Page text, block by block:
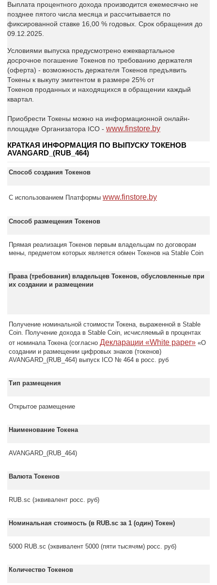
Выплата процентного дохода производится ежемесячно не
позднее пятого числа месяца и рассчитывается по
фиксированной ставке 16,00 % годовых. Срок обращения до
09.12.2025.
Условиями выпуска предусмотрено ежеквартальное
досрочное погашение Токенов по требованию держателя
(оферта) - возможность держателя Токенов предъявить
Токены к выкупу эмитентом в размере 25% от
Токенов проданных и находящихся в обращении каждый
квартал
Приобрести Токены можно на информационной онлайн-
площадке Организатора ICO - www.finstore.by
КРАТКАЯ ИНФОРМАЦИЯ ПО ВЫПУСКУ ТОКЕНОВ
AVANGARD_(RUB_464)
Способ создания Токенов
С использованием Платформы www.finstore.by
Способ размещения Токенов
Прямая реализация Токенов первым владельцам по договорам
мены, предметом которых является обмен Токенов на Stable Coin
Права (требования) владельцев Токенов, обусловленные при
их создании и размещении
Получение номинальной стоимости Токена, выраженной в Stable
Coin. Получение дохода в Stable Coin, исчисляемый в процентах
от номинала Токена (согласно Декларации «White paper» «О
создании и размещении цифровых знаков (токенов)
AVANGARD_(RUB_464) выпуск ICO № 464 в росс. руб
Тип размещения
Открытое размещение
Наименование Токена
AVANGARD_(RUB_464)
Валюта Токенов
RUB.sc (эквивалент росс. руб)
Номинальная стоимость (в RUB.sc за 1 (один) Токен)
5000 RUB.sc (эквивалент 5000 (пяти тысячям) росс. руб)
Количество Токенов